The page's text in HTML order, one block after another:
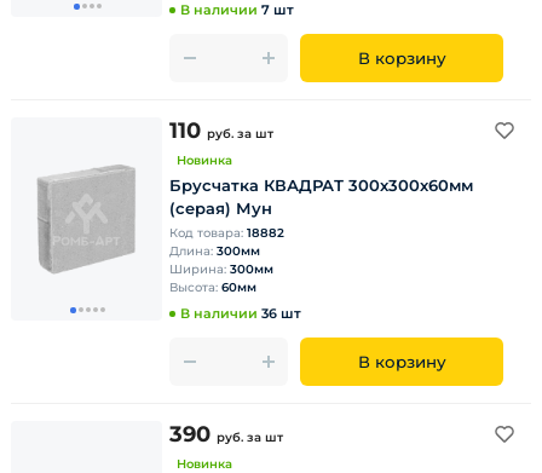
В наличии 7 шт
В корзину
110 руб. за шт
Новинка
Брусчатка КВАДРАТ 300х300х60мм
(серая) Мун
Код товара: 18882
Длина: 300мм
Ширина: 300мм
Высота: 60мм
В наличии 36 шт
В корзину
390 руб. за шт
Новинка